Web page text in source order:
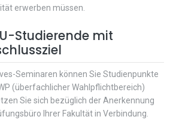
erwerben müssen.
Studierende mit
Seminaren können Sie Studienpunkte
(überfachlicher Wahlpflichtbereich)
Sie sich bezüglich der Anerkennung
Ihrer Fakultät in Verbindung.